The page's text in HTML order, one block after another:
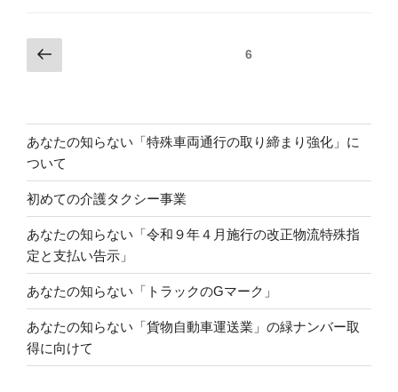
投
稿
ペ
ー
ジ
送
り
前
の
ジ
固定ページ6
あなたの知らない「特殊車両通行の取り締まり強化」に
ついて
初めての介護タクシー事業
あなたの知らない「令和９年４月施行の改正物流特殊指
定と支払い告示」
あなたの知らない「トラックのGマーク」
あなたの知らない「貨物自動車運送業」の緑ナンバー取
得に向けて